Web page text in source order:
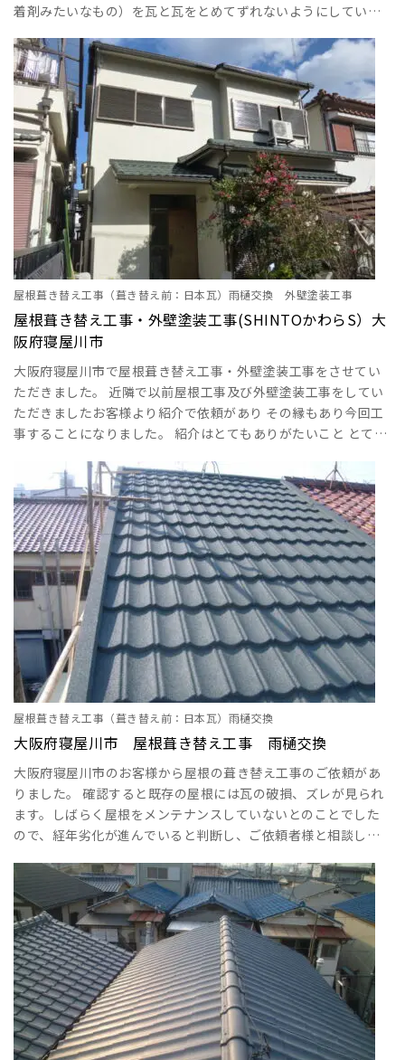
着剤みたいなもの）を瓦と瓦をとめてずれないようにしてい
水が侵入雨漏れになった ･･･
屋根葺き替え工事（葺き替え前：日本瓦）雨樋交換 外壁塗装工事
屋根葺き替え工事・外壁塗装工事(SHINTOかわらS）大
阪府寝屋川市
大阪府寝屋川市で屋根葺き替え工事・外壁塗装工事をさせてい
ただきました。 近隣で以前屋根工事及び外壁塗装工事をしてい
ただきましたお客様より紹介で依頼があり その縁もあり今回工
事することになりました。 紹介はとてもありがたいこと とても
事（屋根工事・外壁塗装工事）寝屋川市成田東が丘 屋根工事・
雨樋工事 寝屋川市成田東が丘現場 屋根工事・雨樋工事 成田
東が丘現場 屋根工事・雨樋工事 寝屋川市成田東が丘 屋根工
事・雨樋工事 寝屋川市成田･･･
屋根葺き替え工事（葺き替え前：日本瓦）雨樋交換
大阪府寝屋川市 屋根葺き替え工事 雨樋交換
大阪府寝屋川市のお客様から屋根の葺き替え工事のご依頼があ
りました。 確認すると既存の屋根には瓦の破損、ズレが見られ
ます。しばらく屋根をメンテナンスしていないとのことでした
ので、経年劣化が進んでいると判断し、ご依頼者様と相談してS
するものと漠然と思っている方が多いと思います。実際に日本
瓦は半永久的に持つという意見もあります。 しかし、そんな瓦
でも割れてしまうことがあります。台風や強風で飛んできた障
害物に当たると割れたり欠けたりしてしまいます･･･